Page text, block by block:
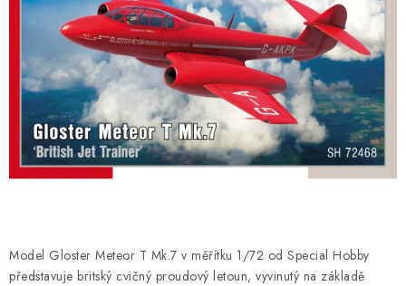
BARVY A POMŮCKY
PUBLIKACE
SKY RIDERS COFFEE
PRODÁVANÉ ZNAČKY
Velkoobchod (B2B)
FAQ Hromadná objednávka
Model Gloster Meteor T Mk.7 v měřítku 1/72 od Special Hobby
představuje britský cvičný proudový letoun, vyvinutý na základě